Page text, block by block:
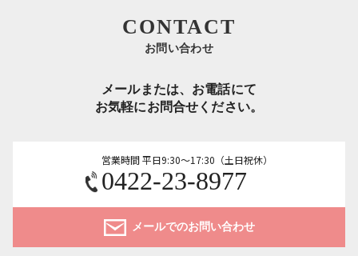
CONTACT
お問い合わせ
メールまたは、お電話にて
お気軽にお問合せください。
営業時間 平日9:30～17:30（土日祝休）
0422-23-8977
メールでのお問い合わせ